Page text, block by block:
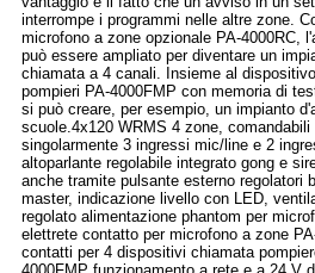
interrompe i programmi nelle altre zone.
microfono a zone opzionale PA-4000RC,
può essere ampliato per diventare un
chiamata a 4 canali. Insieme al
pompieri PA-4000FMP con memoria di
si può creare, per esempio, un impianto
scuole.4x120 WRMS 4 zone, comandabili
singolarmente 3 ingressi mic/line e 2
altoparlante regolabile integrato gong e
anche tramite pulsante esterno regolatori
master, indicazione livello con LED,
regolato alimentazione phantom per
elettrete contatto per microfono a zone
contatti per 4 dispositivi chiamata